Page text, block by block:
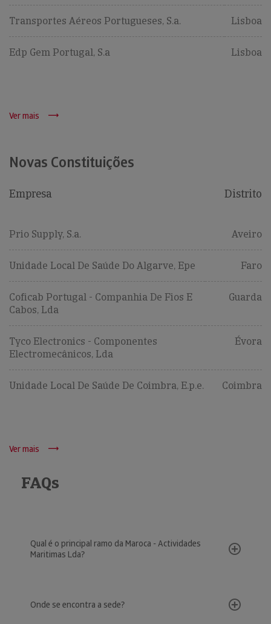
Transportes Aéreos Portugueses, S.a. Lisboa
Edp Gem Portugal, S.a Lisboa
Ver mais
Novas Constituições
Empresa Distrito
Prio Supply, S.a. Aveiro
Unidade Local De Saúde Do Algarve, Epe Faro
Coficab Portugal - Companhia De Fios E
Cabos, Lda
Guarda
Tyco Electronics - Componentes
Electromecânicos, Lda
Évora
Unidade Local De Saúde De Coimbra, E.p.e. Coimbra
Ver mais
FAQs
Qual é o principal ramo da Maroca - Actividades
Maritimas Lda?
Onde se encontra a sede?